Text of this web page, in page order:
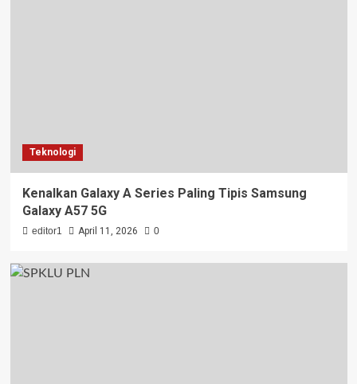
Teknologi
Kenalkan Galaxy A Series Paling Tipis Samsung
Galaxy A57 5G
editor1 April 11, 2026 0